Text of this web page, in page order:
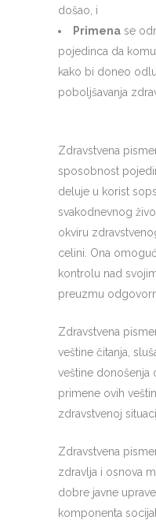
došao, i
Primena se
pojedinca da
kako bi doneo
poboljšavanja
Zdravstvena
sposobnost
deluje u korist
svakodnevnog
okviru
celini. Ona
kontrolu nad
preuzmu
Zdravstvena
veštine čitanja,
veštine donošenja
primene ovih
zdravstvenoj
Zdravstvena
zdravlja i osnova
dobre javne
komponenta